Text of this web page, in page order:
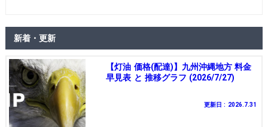
新着・更新
【灯油 価格(配達)】九州沖縄地方 料金
早見表 と 推移グラフ (2026/7/27)
更新日 : 2026.7.31